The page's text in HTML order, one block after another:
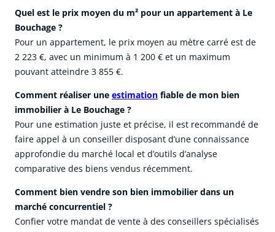
Quel est le prix moyen du m² pour un appartement à Le
Bouchage ?
Pour un appartement, le prix moyen au mètre carré est de
2 223 €, avec un minimum à 1 200 € et un maximum
pouvant atteindre 3 855 €.
Comment réaliser une estimation fiable de mon bien
immobilier à Le Bouchage ?
Pour une estimation juste et précise, il est recommandé de
faire appel à un conseiller disposant d’une connaissance
approfondie du marché local et d’outils d’analyse
comparative des biens vendus récemment.
Comment bien vendre son bien immobilier dans un
marché concurrentiel ?
Confier votre mandat de vente à des conseillers spécialisés